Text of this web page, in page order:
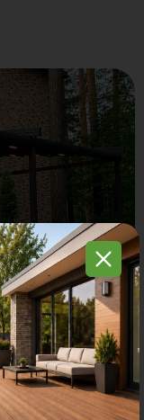
алюминиевой
посёлок